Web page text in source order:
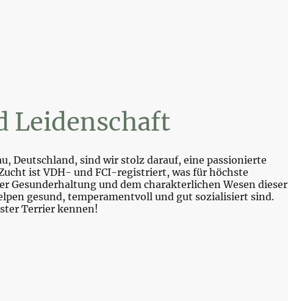
Leidenschaft
Deutschland, sind wir stolz darauf, eine passionierte
ist VDH- und FCI-registriert, was für höchste
Gesunderhaltung und dem charakterlichen Wesen dieser
gesund, temperamentvoll und gut sozialisiert sind.
Terrier kennen!